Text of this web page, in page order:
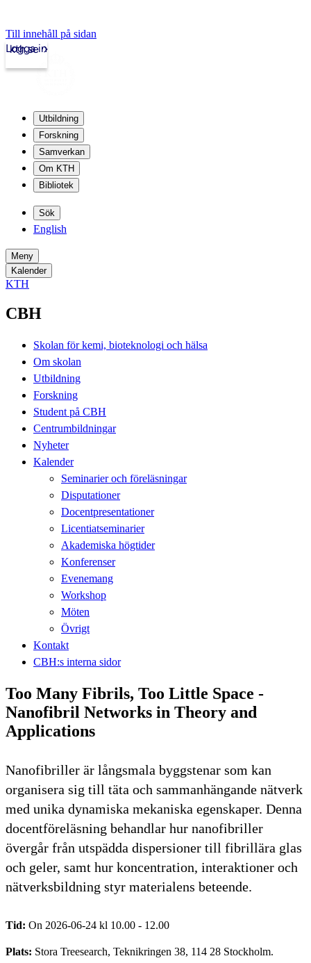
Till innehåll på sidan
kth.se
Logga in
Utbildning
Forskning
Samverkan
Om KTH
Bibliotek
Sök
English
Meny
Kalender
KTH
CBH
Skolan för kemi, bioteknologi och hälsa
Om skolan
Utbildning
Forskning
Student på CBH
Centrumbildningar
Nyheter
Kalender
Seminarier och föreläsningar
Disputationer
Docentpresentationer
Licentiatseminarier
Akademiska högtider
Konferenser
Evenemang
Workshop
Möten
Övrigt
Kontakt
CBH:s interna sidor
Too Many Fibrils, Too Little Space -
Nanofibril Networks in Theory and
Applications
Nanofibriller är långsmala byggstenar som kan
organisera sig till täta och sammanhängande nätverk
med unika dynamiska mekaniska egenskaper. Denna
docentföreläsning behandlar hur nanofibriller
övergår från utspädda dispersioner till fibrillära glas
och geler, samt hur koncentration, interaktioner och
nätverksbildning styr materialens beteende.
Tid: On 2026-06-24 kl 10.00 - 12.00
Plats: Stora Treesearch, Teknikringen 38, 114 28 Stockholm.